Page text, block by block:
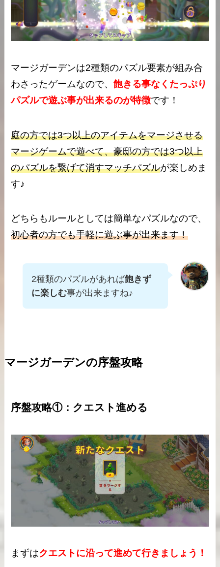
マージガーデンは2種類のパズル要素が組み合
わさったゲームなので、飽きる事なくたっぷり
パズルで遊ぶ事が出来るのが特徴です！
庭の方では3つ以上のアイテムをマージさせる
マージゲームで遊べて、豪邸の方では3つ以上
のパズルを繋げて消すマッチパズルが楽しめま
す♪
どちらもルールとしては簡単なパズルなので、
初心者の方でも手軽に遊ぶ事が出来ます！
2種類のパズルがあれば飽きず
に楽しむ事が出来ますね♪
マージガーデンの序盤攻略
序盤攻略①：クエスト進める
まずはクエストに沿って進めて行きましょう！